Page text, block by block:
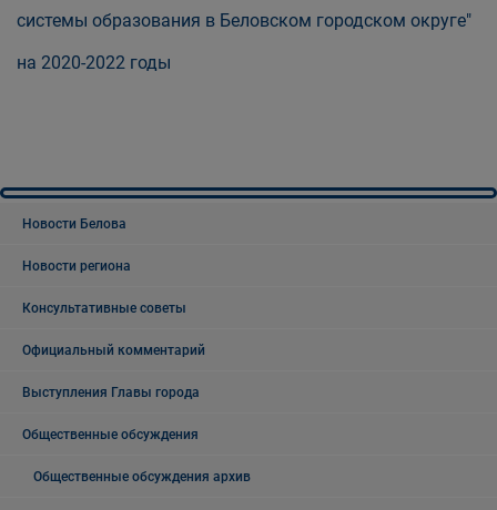
системы образования в Беловском городском округе"
на 2020-2022 годы
Новости Белова
Новости региона
Консультативные советы
Официальный комментарий
Выступления Главы города
Общественные обсуждения
Общественные обсуждения архив